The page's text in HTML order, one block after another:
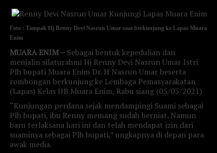
Foto : Tampak Hj Renny Devi Nasrun Umar saat berkunjung ke Lapas Muara
Enim
MUARA ENIM – Sebagai bentuk kepedulian dan
menjalin silaturahmi Hj Renny Devi Nasrun Umar Istri
Plh bupati Muara Enim Dr. H Nasrun Umar beserta
rombongan berkunjung ke Lembaga Pemasyarakatan
(Lapas) Kelas IIB Muara Enim, Rabu siang (05/05/2021)
“Kunjungan perdana sejak mendampingi Suami sebagai
Plh bupati, ibu Renny memang sudah berniat. Namun
baru terlaksana hari ini dan telah mendapat izin dari
suaminya sebagai Plh bupati,” ungkapnya di depan para
awak media.